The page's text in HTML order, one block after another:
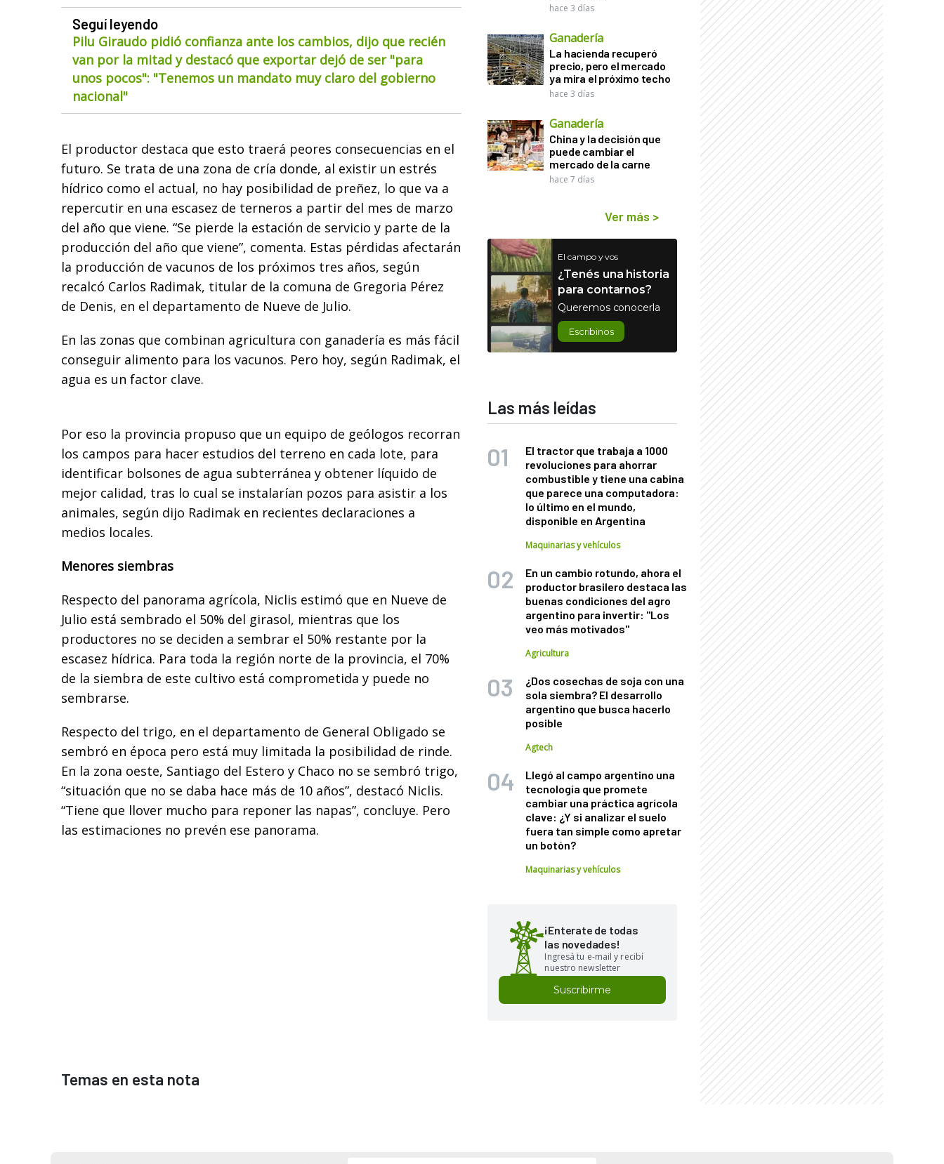
Seguí leyendo
Pilu Giraudo pidió confianza ante los cambios, dijo que recién
van por la mitad y destacó que exportar dejó de ser "para
unos pocos": "Tenemos un mandato muy claro del gobierno
nacional"
El productor destaca que esto traerá peores consecuencias en el
futuro. Se trata de una zona de cría donde, al existir un estrés
hídrico como el actual, no hay posibilidad de preñez, lo que va a
repercutir en una escasez de terneros a partir del mes de marzo
del año que viene. “Se pierde la estación de servicio y parte de la
producción del año que viene”, comenta. Estas pérdidas afectarán
la producción de vacunos de los próximos tres años, según
recalcó Carlos Radimak, titular de la comuna de Gregoria Pérez
de Denis, en el departamento de Nueve de Julio.
En las zonas que combinan agricultura con ganadería es más fácil
conseguir alimento para los vacunos. Pero hoy, según Radimak, el
agua es un factor clave.
Por eso la provincia propuso que un equipo de geólogos recorran
los campos para hacer estudios del terreno en cada lote, para
identificar bolsones de agua subterránea y obtener líquido de
mejor calidad, tras lo cual se instalarían pozos para asistir a los
animales, según dijo Radimak en recientes declaraciones a
medios locales.
Menores siembras
Respecto del panorama agrícola, Niclis estimó que en Nueve de
Julio está sembrado el 50% del girasol, mientras que los
productores no se deciden a sembrar el 50% restante por la
escasez hídrica. Para toda la región norte de la provincia, el 70%
de la siembra de este cultivo está comprometida y puede no
sembrarse.
Respecto del trigo, en el departamento de General Obligado se
sembró en época pero está muy limitada la posibilidad de rinde.
En la zona oeste, Santiago del Estero y Chaco no se sembró trigo,
“situación que no se daba hace más de 10 años”, destacó Niclis.
“Tiene que llover mucho para reponer las napas”, concluye. Pero
las estimaciones no prevén ese panorama.
hace 3 días
Ganadería
La hacienda recuperó
precio, pero el mercado
ya mira el próximo techo
hace 3 días
Ganadería
China y la decisión que
puede cambiar el
mercado de la carne
hace 7 días
Ver más >
El campo y vos
¿Tenés una historia
para contarnos?
Queremos conocerla
Escribinos
Las más leídas
El tractor que trabaja a 1000
revoluciones para ahorrar
combustible y tiene una cabina
que parece una computadora:
lo último en el mundo,
disponible en Argentina
Maquinarias y vehículos
En un cambio rotundo, ahora el
productor brasilero destaca las
buenas condiciones del agro
argentino para invertir: "Los
veo más motivados"
Agricultura
¿Dos cosechas de soja con una
sola siembra? El desarrollo
argentino que busca hacerlo
posible
Agtech
Llegó al campo argentino una
tecnología que promete
cambiar una práctica agrícola
clave: ¿Y si analizar el suelo
fuera tan simple como apretar
un botón?
Maquinarias y vehículos
¡Enterate de todas
las novedades!
Ingresá tu e-mail y recibí
nuestro newsletter
Suscribirme
Temas en esta nota